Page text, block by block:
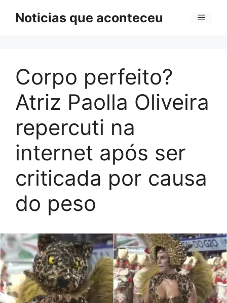
Noticias que aconteceu Menu
Corpo perfeito?
Atriz Paolla Oliveira
repercuti na
internet após ser
criticada por causa
do peso